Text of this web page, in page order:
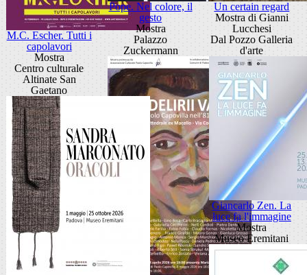
M.C. Escher. Tutti i
capolavori
Mostra
Centro culturale
Altinate San
Gaetano
Pope. Nel colore, il
gesto
Mostra
Palazzo
Zuckermann
Un certain regard
Mostra di Gianni
Lucchesi
Dal Pozzo Galleria
d'arte
Giancarlo Zen. La
luce fa l'immagine
Mostra
Museo Eremitani